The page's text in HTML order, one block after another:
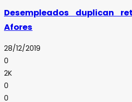
Desempleados duplican
Afores
28/12/2019
0
2K
0
0